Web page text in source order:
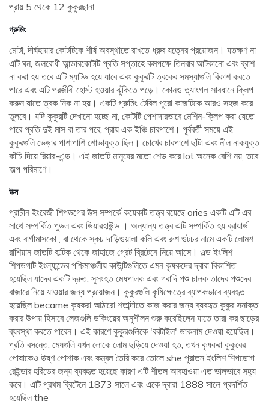
প্রায় 5 থেকে 12 কুকুরছানা
গ্রুমিং
মোটা, দীর্ঘহায়ার কোটটিকে শীর্ষ অবস্থাতে রাখতে ধ্রুব যত্নের প্রয়োজন। যতক্ষণ না
এটি ঘন, জলরোধী আন্ডারকোটটি প্রতি সপ্তাহে কমপক্ষে তিনবার আটকানো এবং ব্রাশ
না করা হয় তবে এটি ম্যাটড হয়ে যাবে এবং কুকুরটি ত্বকের সমস্যাগুলি বিকাশ করতে
পারে এবং এটি পরজীবী হোস্ট হওয়ার ঝুঁকিতে পড়ে। কোনও ত্যাংগল সাবধানে ক্লিপ
করুন যাতে ত্বক নিক না হয়। একটি গ্রুমিং টেবিল পুরো কাজটিকে আরও সহজ করে
তুলবে। যদি কুকুরটি দেখানো হচ্ছে না, কোটটি পেশাদারভাবে মেশিন-ক্লিপ করা যেতে
পারে প্রতি দুই মাস বা তার পরে, প্রায় এক ইঞ্চি চারপাশে। পূর্ববর্তী সময়ে এই
কুকুরগুলি ভেড়ার পাশাপাশি শোভাযুক্ত ছিল। চোখের চারপাশে ছাঁটা এবং নীল নাকযুক্ত
কাঁচি দিয়ে রিয়ার-এন্ড। এই জাতটি মানুষের মতো শেড করে lot অনেক বেশি নয়, তবে
অল্প পরিমাণে।
উত্স
প্রাচীন ইংরেজী শিপডগের উত্স সম্পর্কে কয়েকটি তত্ত্ব রয়েছে ories একটি এটি এর
সাথে সম্পর্কিত পুডল এবং ডিয়ারহাউন্ড । অন্যান্য তত্ত্ব এটি সম্পর্কিত হয় ব্রায়ার্ড
এবং বার্গামাসকো , বা থেকে স্কচ দাড়িওয়ালা কলি এবং রুশ ওটচর নামে একটি লোমশ
রাশিয়ান জাতটি বাল্টিক থেকে জাহাজে গ্রেট ব্রিটেনে নিয়ে আসে। ওল্ড ইংলিশ
শিপডগটি ইংল্যান্ডের পশ্চিমাঞ্চলীয় কাউন্টিগুলিতে এমন কৃষকদের দ্বারা বিকাশিত
হয়েছিল যাদের একটি দ্রুত, সুসংহত মেষপালক এবং গবাদি পশু চালক তাদের পশুদের
বাজারে নিয়ে যাওয়ার জন্য প্রয়োজন। কুকুরগুলি কৃষিক্ষেত্রে ব্যাপকভাবে ব্যবহৃত
হয়েছিল became কৃষকরা আঠারো শতাব্দীতে কাজ করার জন্য ব্যবহৃত কুকুর সনাক্ত
করার উপায় হিসাবে লেজগুলি ডকিংয়ের অনুশীলন শুরু করেছিলেন যাতে তারা কর ছাড়ের
ব্যবস্থা করতে পারেন। এই কারণে কুকুরগুলিকে 'ববটাইল' ডাকনাম দেওয়া হয়েছিল।
প্রতি বসন্তে, মেষগুলি যখন লোকে লোম ছড়িয়ে দেওয়া হত, তখন কৃষকরা কুকুরের
পোষাকেও উষ্ণ পোশাক এবং কম্বল তৈরি করে তোলে she পুরাতন ইংলিশ শিপডোগ
রেইন্ডার হরিডের জন্য ব্যবহৃত হয়েছে কারণ এটি শীতল আবহাওয়া এত ভালভাবে সহ্য
করে। এটি প্রথম ব্রিটেনে 1873 সালে এবং একে দ্বারা 1888 সালে প্রদর্শিত
হয়েছিল the